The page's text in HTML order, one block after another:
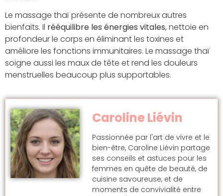
Le massage thaï présente de nombreux autres
bienfaits. Il rééquilibre les énergies vitales, nettoie en
profondeur le corps en éliminant les toxines et
améliore les fonctions immunitaires. Le massage thaï
soigne aussi les maux de tête et rend les douleurs
menstruelles beaucoup plus supportables.
Caroline Liévin
Passionnée par l'art de vivre et le
bien-être, Caroline Liévin partage
ses conseils et astuces pour les
femmes en quête de beauté, de
cuisine savoureuse, et de
moments de convivialité entre